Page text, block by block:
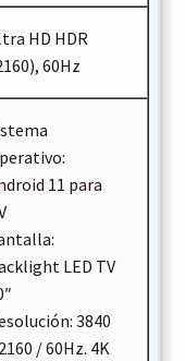
HD HDR
60Hz
11 para
LED TV
3840
/ 60Hz. 4K